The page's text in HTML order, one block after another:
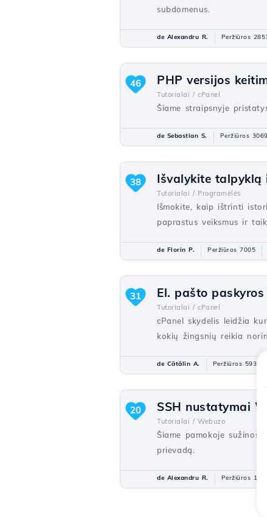
subdomenus.
de Alexandru R. Peržiūros
PHP versijos
Tutorialai / cPanel
Šiame straipsnyje
46
de Sebastian S. Peržiūros 3069
Išvalykite talpyklą
Tutorialai / Programėlės
Išmokite, kaip ištrinti
paprastus veiksmus ir
38
de Florin P. Peržiūros 7005
El. pašto
Tutorialai / cPanel
cPanel skydelis leidžia
kokių žingsnių reikia
31
de Cătălin A. Peržiūros 5932
SSH nustatymai
Tutorialai / Webuzo
Šiame pamokoje
prievadą.
20
de Alexandru R. Peržiūros 1530